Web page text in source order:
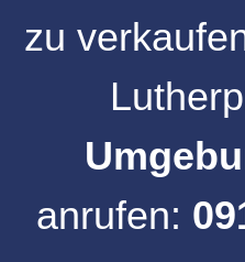
zu
anrufen: